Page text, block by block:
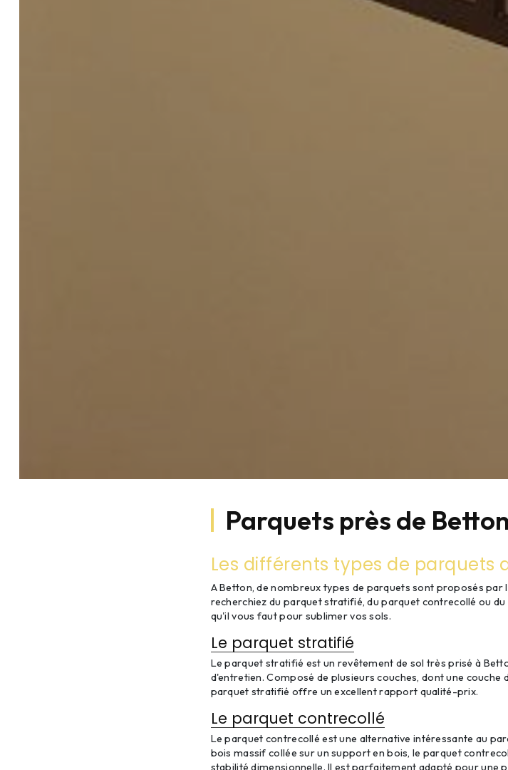
Parquets près de Betton
Les différents types de parquets
A Betton, de nombreux types de parquets sont proposés par
recherchiez du parquet stratifié, du parquet contrecollé ou
qu'il vous faut pour sublimer vos sols.
Le parquet stratifié
Le parquet stratifié est un revêtement de sol très prisé à
d'entretien. Composé de plusieurs couches, dont une
parquet stratifié offre un excellent rapport qualité-prix.
Le parquet contrecollé
Le parquet contrecollé est une alternative intéressante au
bois massif collée sur un support en bois, le parquet
stabilité dimensionnelle. Il est parfaitement adapté pour une